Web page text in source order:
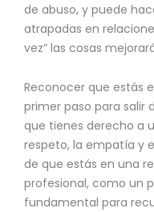
de abuso, y puede
atrapadas en
vez” las cosas
Reconocer que estás
primer paso para salir
que tienes derecho a
respeto, la empatía y
de que estás en una
profesional, como un
fundamental para